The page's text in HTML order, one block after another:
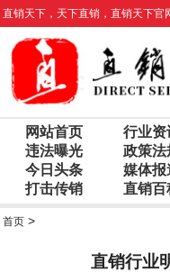
直销天下 ， 天下直销 ， 直销天下官
网站首页 行业资
违法曝光
政策法
今日头条
媒体报
打击传销
直销百
首页 >
直销行业